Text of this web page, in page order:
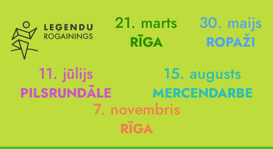
21. marts
RĪGA
30. maijs
ROPAŽI
11. jūlijs
PILSRUNDĀLE
15. augusts
MERCENDARBE
7. novembris
RĪGA